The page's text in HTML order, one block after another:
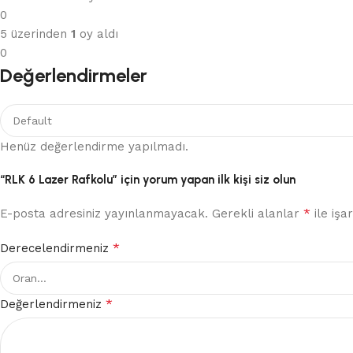
0
5 üzerinden 1 oy aldı
0
Değerlendirmeler
Henüz değerlendirme yapılmadı.
“RLK 6 Lazer Rafkolu” için yorum yapan ilk kişi siz olun
E-posta adresiniz yayınlanmayacak. Gerekli alanlar * ile
Derecelendirmeniz *
Değerlendirmeniz *